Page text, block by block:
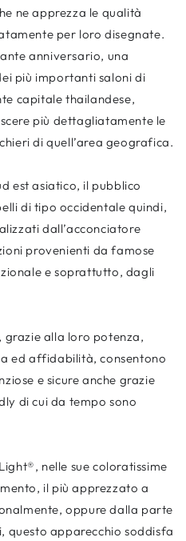
ne apprezza le qualità
per loro disegnate.
anniversario, una
più importanti saloni di
capitale thailandese,
più dettagliatamente le
di quell’area geografica.
est asiatico, il pubblico
di tipo occidentale quindi,
dall’acconciatore
provenienti da famose
e soprattutto, dagli
grazie alla loro potenza,
ed affidabilità, consentono
e sicure anche grazie
di cui da tempo sono
nelle sue coloratissime
il più apprezzato a
oppure dalla parte
questo apparecchio soddisfa